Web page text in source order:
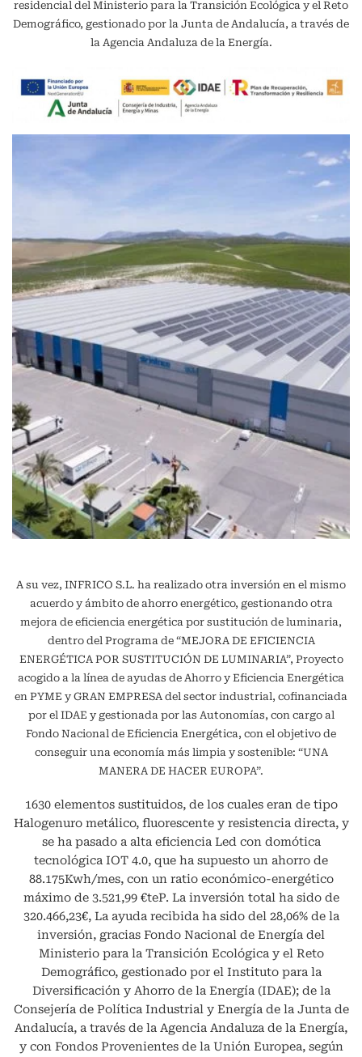
residencial del Ministerio para la Transición Ecológica y el Reto
Demográfico, gestionado por la Junta de Andalucía, a través de
la Agencia Andaluza de la Energía.
A su vez, INFRICO S.L. ha realizado otra inversión en el mismo
acuerdo y ámbito de ahorro energético, gestionando otra
mejora de eficiencia energética por sustitución de luminaria,
dentro del Programa de “MEJORA DE EFICIENCIA
ENERGÉTICA POR SUSTITUCIÓN DE LUMINARIA”, Proyecto
acogido a la línea de ayudas de Ahorro y Eficiencia Energética
en PYME y GRAN EMPRESA del sector industrial, cofinanciada
por el IDAE y gestionada por las Autonomías, con cargo al
Fondo Nacional de Eficiencia Energética, con el objetivo de
conseguir una economía más limpia y sostenible: “UNA
MANERA DE HACER EUROPA”.
1630 elementos sustituidos, de los cuales eran de tipo
Halogenuro metálico, fluorescente y resistencia directa, y
se ha pasado a alta eficiencia Led con domótica
tecnológica IOT 4.0, que ha supuesto un ahorro de
88.175Kwh/mes, con un ratio económico-energético
máximo de 3.521,99 €teP. La inversión total ha sido de
320.466,23€, La ayuda recibida ha sido del 28,06% de la
inversión, gracias Fondo Nacional de Energía del
Ministerio para la Transición Ecológica y el Reto
Demográfico, gestionado por el Instituto para la
Diversificación y Ahorro de la Energía (IDAE); de la
Consejería de Política Industrial y Energía de la Junta de
Andalucía, a través de la Agencia Andaluza de la Energía,
y con Fondos Provenientes de la Unión Europea, según